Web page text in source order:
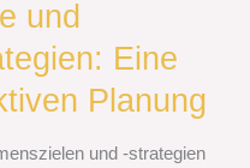
und
Eine
Planung
und -strategien